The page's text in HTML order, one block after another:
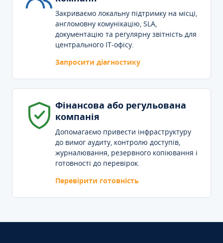
Закриваємо локальну підтримку на місці,
англомовну комунікацію, SLA,
документацію та регулярну звітність для
центрального IT-офісу.
Запросити діагностику
Фінансова або регульована
компанія
Допомагаємо привести інфраструктуру
до вимог аудиту, контролю доступів,
журналювання, резервного копіювання і
готовності до перевірок.
Перевірити готовність